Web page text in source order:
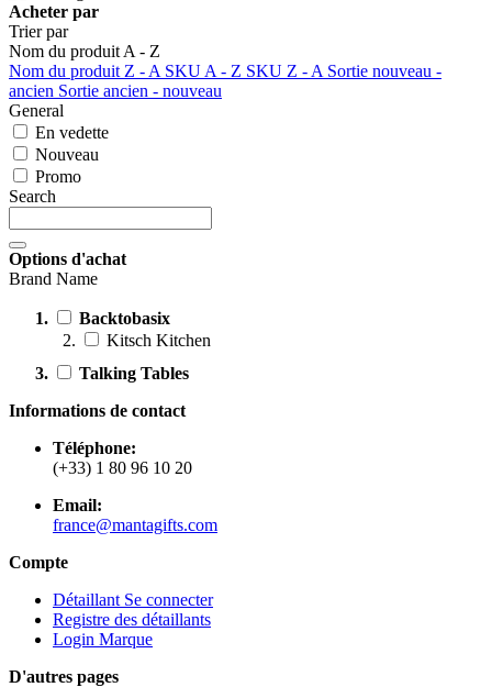
Acheter par
Trier par
Nom du produit A - Z
Nom du produit Z - A SKU A - Z SKU Z - A Sortie nouveau -
ancien Sortie ancien - nouveau
General
En vedette
Nouveau
Promo
Search
Options d'achat
Brand Name
Backtobasix
Kitsch Kitchen
Talking Tables
Informations de contact
Téléphone:
(+33) 1 80 96 10 20
Email:
france@mantagifts.com
Compte
Détaillant Se connecter
Registre des détaillants
Login Marque
D'autres pages